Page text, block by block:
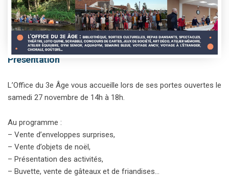
This event has passed.
Présentation
L’Office du 3e Âge vous accueille lors de ses portes ouvertes le
samedi 27 novembre de 14h à 18h.
Au programme :
– Vente d’enveloppes surprises,
– Vente d’objets de noël,
– Présentation des activités,
– Buvette, vente de gâteaux et de friandises…